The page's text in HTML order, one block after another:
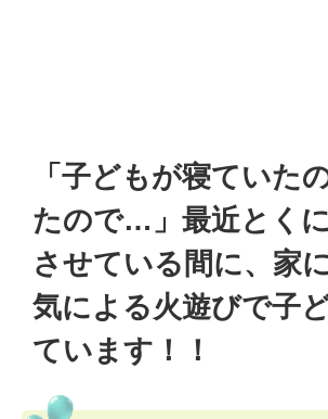
「子どもが寝てい
たので…」最近とく
させている間に、家
気による火遊びで子
ています！！